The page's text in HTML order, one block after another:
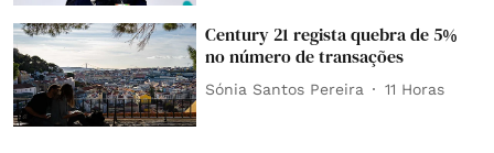
Century 21 regista quebra de 5%
no número de transações
Sónia Santos Pereira 11 Horas